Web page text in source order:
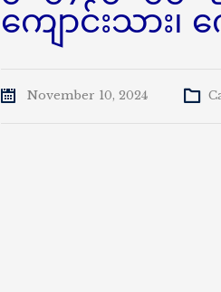
ကျောင်းသား၊
November 10, 2024